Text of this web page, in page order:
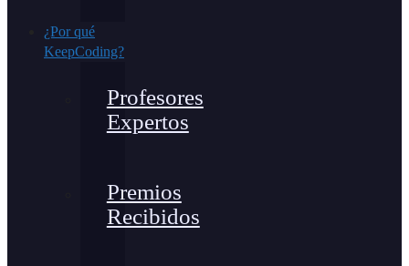
¿Por qué
KeepCoding?
Profesores
Expertos
Premios
Recibidos